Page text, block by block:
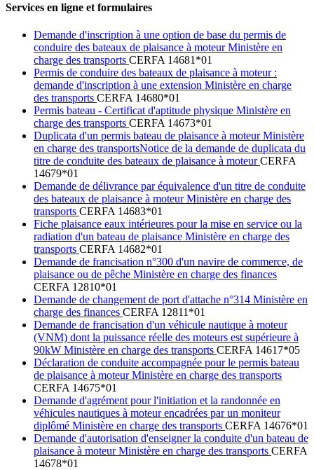
Services en ligne et formulaires
Demande d'inscription à une option de base du permis de
conduire des bateaux de plaisance à moteur Ministère en
charge des transports CERFA 14681*01
Permis de conduire des bateaux de plaisance à moteur :
demande d'inscription à une extension Ministère en charge
des transports CERFA 14680*01
Permis bateau - Certificat d'aptitude physique Ministère en
charge des transports CERFA 14673*01
Duplicata d'un permis bateau de plaisance à moteur Ministère
en charge des transportsNotice de la demande de duplicata du
titre de conduite des bateaux de plaisance à moteurCERFA
14679*01
Demande de délivrance par équivalence d'un titre de conduite
des bateaux de plaisance à moteur Ministère en charge des
transports CERFA 14683*01
Fiche plaisance eaux intérieures pour la mise en service ou la
radiation d'un bateau de plaisance Ministère en charge des
transports CERFA 14682*01
Demande de francisation n°300 d'un navire de commerce, de
plaisance ou de pêche Ministère en charge des finances
CERFA 12810*01
Demande de changement de port d'attache n°314 Ministère en
charge des finances CERFA 12811*01
Demande de francisation d'un véhicule nautique à moteur
(VNM) dont la puissance réelle des moteurs est supérieure à
90kW Ministère en charge des transports CERFA 14617*05
Déclaration de conduite accompagnée pour le permis bateau
de plaisance à moteur Ministère en charge des transports
CERFA 14675*01
Demande d'agrément pour l'initiation et la randonnée en
véhicules nautiques à moteur encadrées par un moniteur
diplômé Ministère en charge des transports CERFA 14676*01
Demande d'autorisation d'enseigner la conduite d'un bateau de
plaisance à moteur Ministère en charge des transports CERFA
14678*01